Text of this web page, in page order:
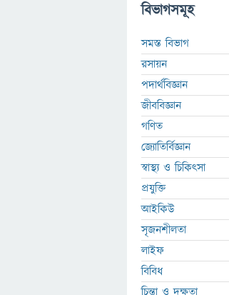
বিভাগসমূহ
সমস্ত বিভাগ
রসায়ন
পদার্থবিজ্ঞান
জীববিজ্ঞান
গণিত
জ্যোতির্বিজ্ঞান
স্বাস্থ্য ও চিকিৎসা
প্রযুক্তি
আইকিউ
সৃজনশীলতা
লাইফ
বিবিধ
চিন্তা ও দক্ষতা